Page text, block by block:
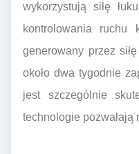
wykorzystują siłę
kontrolowania ruchu
generowany przez
około dwa tygodnie
jest szczególnie
technologie pozwalają